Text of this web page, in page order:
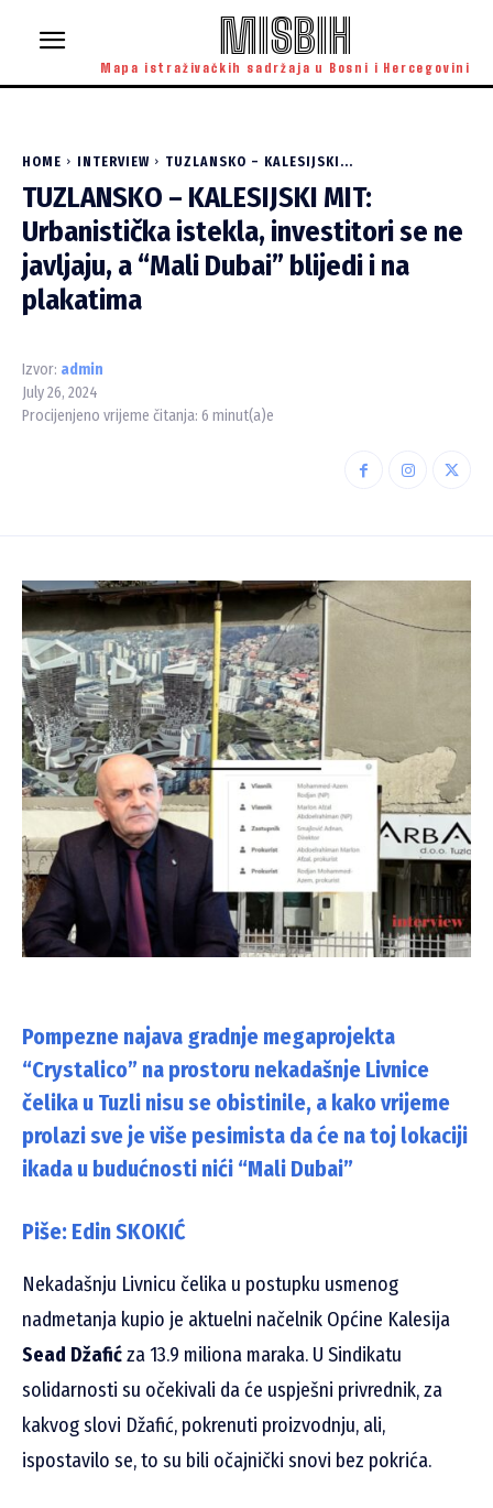
MISBIH
Mapa istraživačkih sadržaja u Bosni i Hercegovini
HOME INTERVIEW TUZLANSKO – KALESIJSKI...
TUZLANSKO – KALESIJSKI MIT:
Urbanistička istekla, investitori se ne
javljaju, a “Mali Dubai” blijedi i na
plakatima
Izvor: admin
July 26, 2024
Procijenjeno vrijeme čitanja: 6 minut(a)e
Pompezne najava gradnje megaprojekta
“Crystalico” na prostoru nekadašnje Livnice
čelika u Tuzli nisu se obistinile, a kako vrijeme
prolazi sve je više pesimista da će na toj lokaciji
ikada u budućnosti nići “Mali Dubai”
Piše: Edin SKOKIĆ
Nekadašnju Livnicu čelika u postupku usmenog
nadmetanja kupio je aktuelni načelnik Općine Kalesija
Sead Džafićza 13.9 miliona maraka. U Sindikatu
solidarnosti su očekivali da će uspješni privrednik, za
kakvog slovi Džafić, pokrenuti proizvodnju, ali,
ispostavilo se, to su bili očajnički snovi bez pokrića.